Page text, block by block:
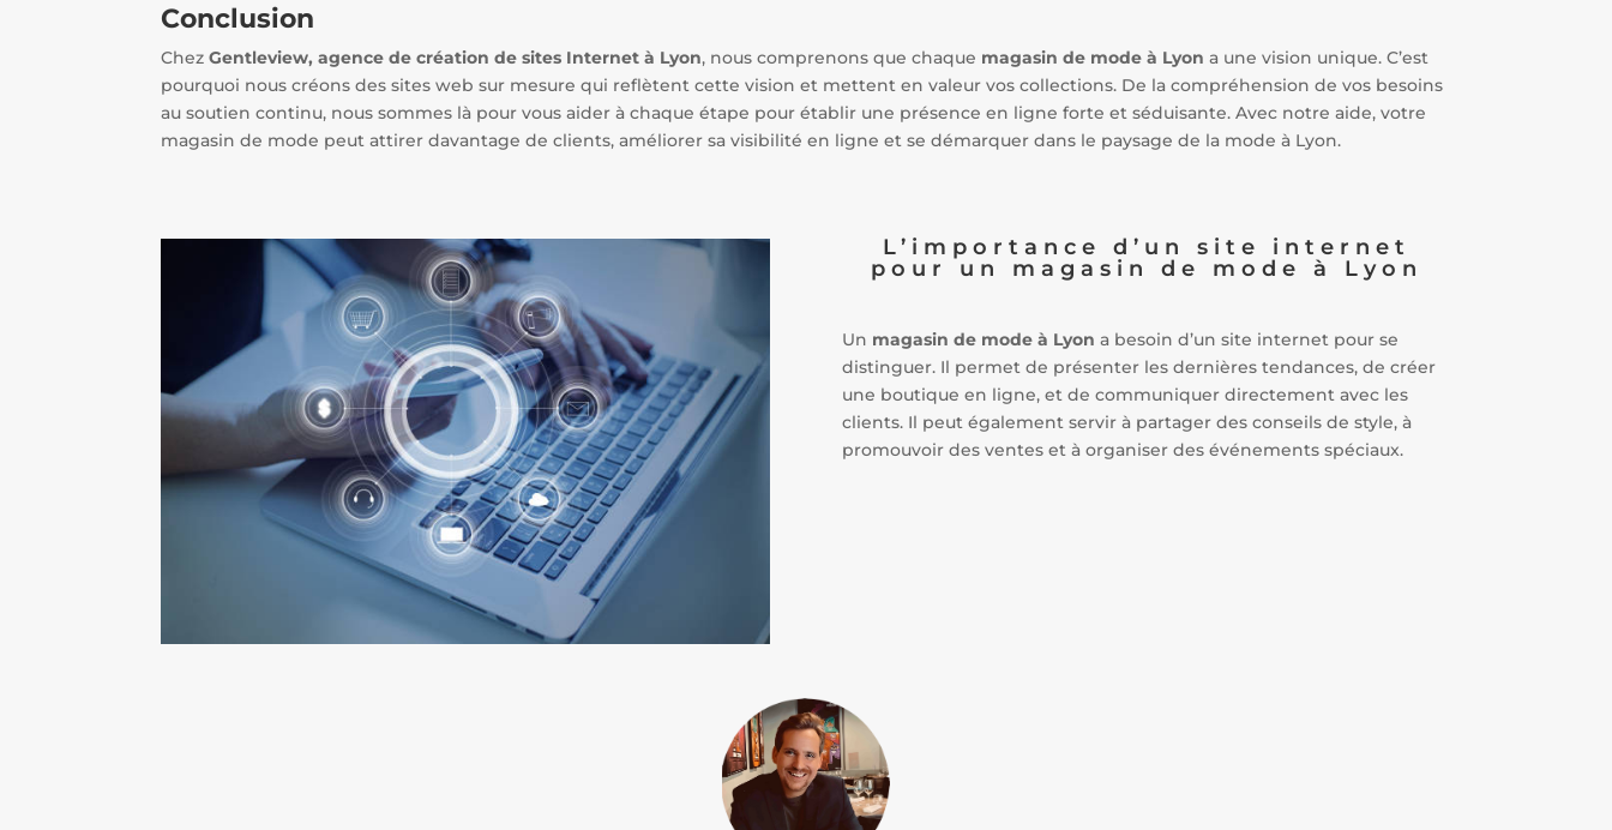
Conclusion
ChezGentleview, agence de création de sites Internet à Lyon, nous comprenons que chaque magasin de mode à Lyon a une vision unique. C’est
pourquoi nous créons des sites web sur mesure qui reflètent cette vision et mettent en valeur vos collections. De la compréhension de vos besoins
au soutien continu, nous sommes là pour vous aider à chaque étape pour établir une présence en ligne forte et séduisante. Avec notre aide, votre
magasin de mode peut attirer davantage de clients, améliorer sa visibilité en ligne et se démarquer dans le paysage de la mode à Lyon.
L’importance d’un site internet
pour un magasin de mode à Lyon
Un magasin de mode à Lyon a besoin d’un site internet pour se
distinguer. Il permet de présenter les dernières tendances, de créer
une boutique en ligne, et de communiquer directement avec les
clients. Il peut également servir à partager des conseils de style, à
promouvoir des ventes et à organiser des événements spéciaux.